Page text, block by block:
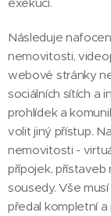
Následuje
nemovitosti,
webové stránky
sociálních sítích a
prohlídek a
volit jiný přístup.
nemovitosti -
přípojek, přístaveb
sousedy. Vše
předal kompletní